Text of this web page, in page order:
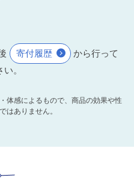
寄付履歴
から行って
い。
体感によるもので、商品の効果や性
はありません。